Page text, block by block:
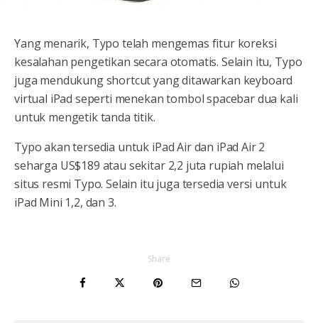
Yang menarik, Typo telah mengemas fitur koreksi
kesalahan pengetikan secara otomatis. Selain itu, Typo
juga mendukung shortcut yang ditawarkan keyboard
virtual iPad seperti menekan tombol spacebar dua kali
untuk mengetik tanda titik.
Typo akan tersedia untuk iPad Air dan iPad Air 2
seharga US$189 atau sekitar 2,2 juta rupiah melalui
situs resmi Typo. Selain itu juga tersedia versi untuk
iPad Mini 1,2, dan 3.
Share